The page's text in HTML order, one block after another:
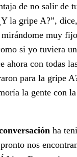
de no salir de
la gripe A?”,
muy
si yo tuviera
ahora con todas
para la gripe
la gente con
ha
nos